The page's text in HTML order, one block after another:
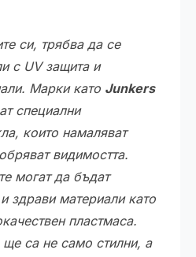
си, трябва да се
с UV защита и
Марки като Junkers
специални
които намаляват
видимостта.
могат да бъдат
здрави материали като
пластмаса.
ще са не само стилни, а